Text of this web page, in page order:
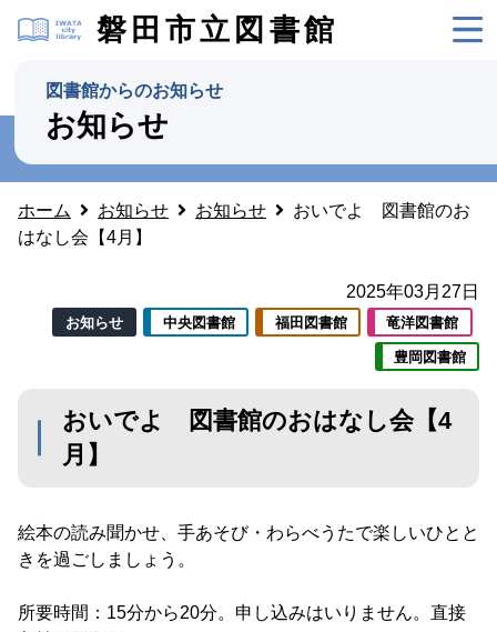
磐田市立図書館
図書館からのお知らせ
お知らせ
ホーム お知らせ お知らせ
おいでよ 図書館のお
はなし会【4月】
2025年03月27日
お知らせ 中央図書館 福田図書館 竜洋図書館
豊岡図書館
おいでよ 図書館のおはなし会【4
月】
絵本の読み聞かせ、手あそび・わらべうたで楽しいひとと
きを過ごしましょう。
所要時間：15分から20分。申し込みはいりません。直接